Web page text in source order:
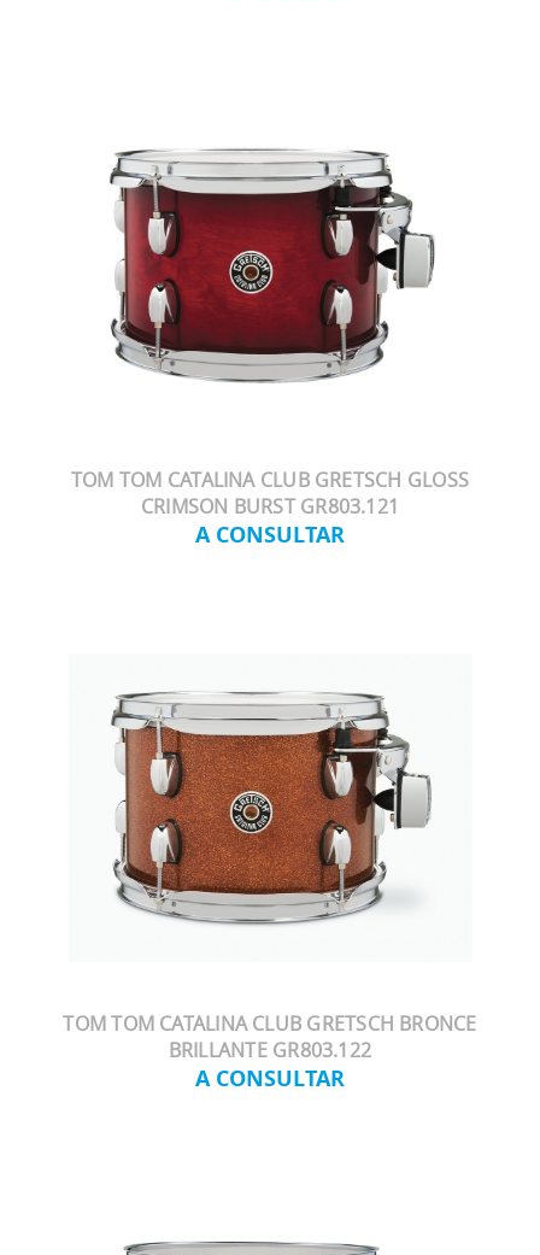
TOM TOM CATALINA CLUB GRETSCH GLOSS
CRIMSON BURST GR803.121
A CONSULTAR
TOM TOM CATALINA CLUB GRETSCH BRONCE
BRILLANTE GR803.122
A CONSULTAR